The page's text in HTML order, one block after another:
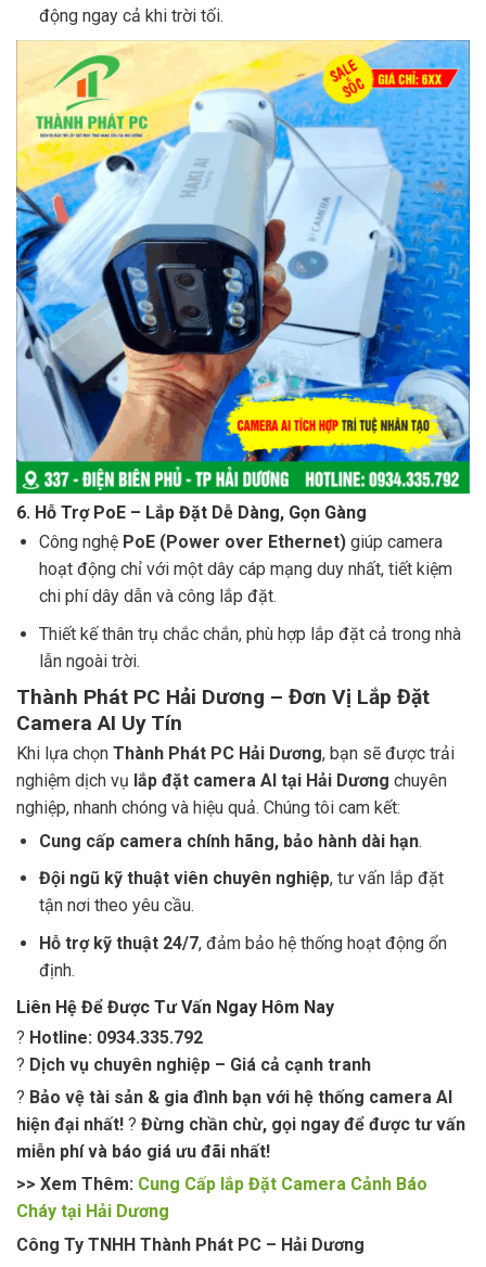
động ngay cả khi trời tối.
6. Hỗ Trợ PoE – Lắp Đặt Dễ Dàng, Gọn Gàng
Công nghệ PoE (Power over Ethernet)giúp camera
hoạt động chỉ với một dây cáp mạng duy nhất, tiết kiệm
chi phí dây dẫn và công lắp đặt.
Thiết kế thân trụ chắc chắn, phù hợp lắp đặt cả trong nhà
lẫn ngoài trời.
Thành Phát PC Hải Dương – Đơn Vị Lắp Đặt
Camera AI Uy Tín
Khi lựa chọn Thành Phát PC Hải Dương, bạn sẽ được trải
nghiệm dịch vụ lắp đặt camera AI tại Hải Dương chuyên
nghiệp, nhanh chóng và hiệu quả. Chúng tôi cam kết:
Cung cấp camera chính hãng, bảo hành dài hạn.
Đội ngũ kỹ thuật viên chuyên nghiệp, tư vấn lắp đặt
tận nơi theo yêu cầu.
Hỗ trợ kỹ thuật 24/7, đảm bảo hệ thống hoạt động ổn
định.
Liên Hệ Để Được Tư Vấn Ngay Hôm Nay
? Hotline: 0934.335.792
? Dịch vụ chuyên nghiệp – Giá cả cạnh tranh
? Bảo vệ tài sản & gia đình bạn với hệ thống camera AI
hiện đại nhất! ? Đừng chần chừ, gọi ngay để được tư vấn
miễn phí và báo giá ưu đãi nhất!
>> Xem Thêm: Cung Cấp lắp Đặt Camera Cảnh Báo
Cháy tại Hải Dương
Công Ty TNHH Thành Phát PC – Hải Dương